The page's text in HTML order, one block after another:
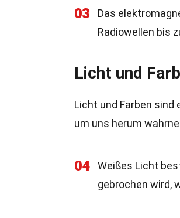
03
Das
Radiowellen bis
Licht und
Licht und Farben
um uns herum
04
Weißes Licht
gebrochen wird,